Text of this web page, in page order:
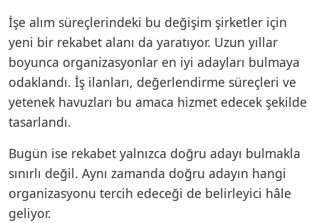
İşe alım süreçlerindeki bu değişim şirketler için
yeni bir rekabet alanı da yaratıyor. Uzun yıllar
boyunca organizasyonlar en iyi adayları bulmaya
odaklandı. İş ilanları, değerlendirme süreçleri ve
yetenek havuzları bu amaca hizmet edecek şekilde
tasarlandı.
Bugün ise rekabet yalnızca doğru adayı bulmakla
sınırlı değil. Aynı zamanda doğru adayın hangi
organizasyonu tercih edeceği de belirleyici hâle
geliyor.